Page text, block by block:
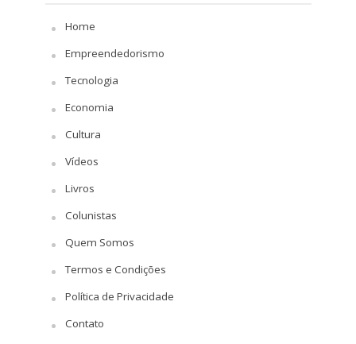
Home
Empreendedorismo
Tecnologia
Economia
Cultura
Vídeos
Livros
Colunistas
Quem Somos
Termos e Condições
Política de Privacidade
Contato